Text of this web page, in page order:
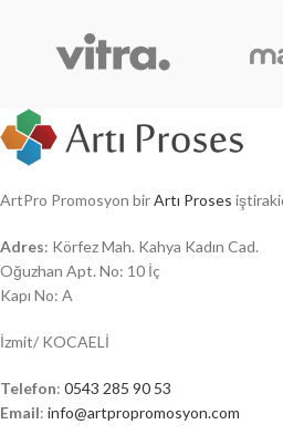
ArtPro Promosyon birArtı Proses
Adres: Körfez Mah. Kahya Kadın Cad.
Oğuzhan Apt. No: 10 İç
Kapı No: A
İzmit/ KOCAELİ
Telefon: 0543 285 90 53
Email: info@artpropromosyon.com